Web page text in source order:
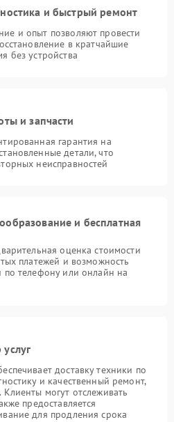
и быстрый ремонт
и опыт позволяют провести
в кратчайшие
без устройства
и запчасти
гарантия на
детали, что
неисправностей
и бесплатная
оценка стоимости
платежей и возможность
по телефону или онлайн на
доставку техники по
и качественный ремонт,
могут отслеживать
предоставляется
для продления срока